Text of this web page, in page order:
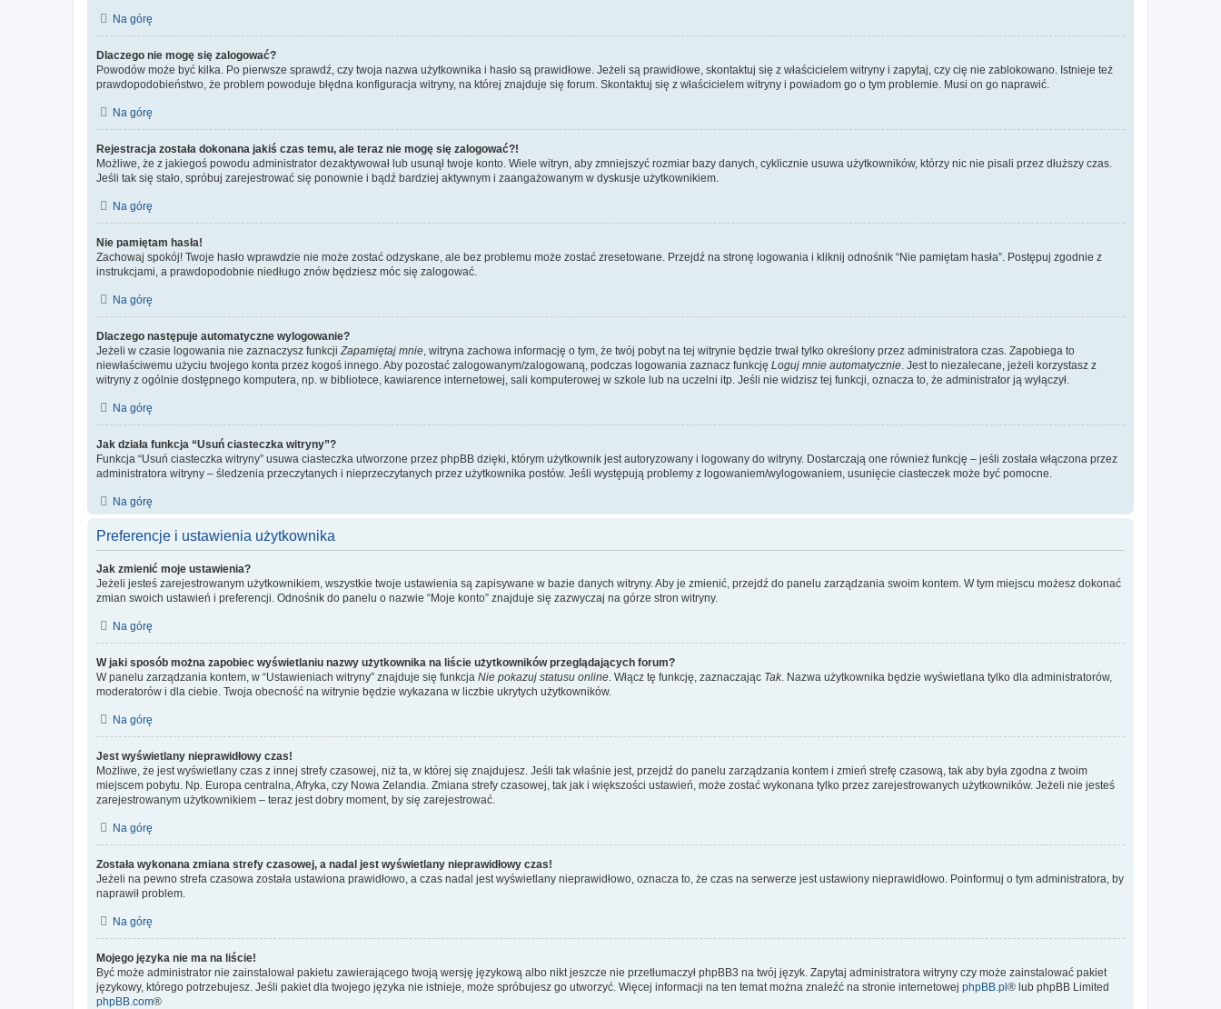
Na górę
Dlaczego nie mogę się zalogować?
Powodów może być kilka. Po pierwsze sprawdź, czy twoja nazwa użytkownika i hasło są prawidłowe. Jeżeli są prawidłowe, skontaktuj się z właścicielem witryny i zapytaj, czy cię nie zablokowano. Istnieje też
prawdopodobieństwo, że problem powoduje błędna konfiguracja witryny, na której znajduje się forum. Skontaktuj się z właścicielem witryny i powiadom go o tym problemie. Musi on go naprawić.
Na górę
Rejestracja została dokonana jakiś czas temu, ale teraz nie mogę się zalogować?!
Możliwe, że z jakiegoś powodu administrator dezaktywował lub usunął twoje konto. Wiele witryn, aby zmniejszyć rozmiar bazy danych, cyklicznie usuwa użytkowników, którzy nic nie pisali przez dłuższy czas.
Jeśli tak się stało, spróbuj zarejestrować się ponownie i bądź bardziej aktywnym i zaangażowanym w dyskusje użytkownikiem.
Na górę
Nie pamiętam hasła!
Zachowaj spokój! Twoje hasło wprawdzie nie może zostać odzyskane, ale bez problemu może zostać zresetowane. Przejdź na stronę logowania i kliknij odnośnik “Nie pamiętam hasła”. Postępuj zgodnie z
instrukcjami, a prawdopodobnie niedługo znów będziesz móc się zalogować.
Na górę
Dlaczego następuje automatyczne wylogowanie?
Jeżeli w czasie logowania nie zaznaczysz funkcji Zapamiętaj mnie , witryna zachowa informację o tym, że twój pobyt na tej witrynie będzie trwał tylko określony przez administratora czas. Zapobiega to
niewłaściwemu użyciu twojego konta przez kogoś innego. Aby pozostać zalogowanym/zalogowaną, podczas logowania zaznacz funkcję Loguj mnie automatycznie . Jest to niezalecane, jeżeli korzystasz z
witryny z ogólnie dostępnego komputera, np. w bibliotece, kawiarence internetowej, sali komputerowej w szkole lub na uczelni itp. Jeśli nie widzisz tej funkcji, oznacza to, że administrator ją wyłączył.
Na górę
Jak działa funkcja “Usuń ciasteczka witryny”?
Funkcja “Usuń ciasteczka witryny” usuwa ciasteczka utworzone przez phpBB dzięki, którym użytkownik jest autoryzowany i logowany do witryny. Dostarczają one również funkcję – jeśli została włączona przez
administratora witryny – śledzenia przeczytanych i nieprzeczytanych przez użytkownika postów. Jeśli występują problemy z logowaniem/wylogowaniem, usunięcie ciasteczek może być pomocne.
Na górę
Preferencje i ustawienia użytkownika
Jak zmienić moje ustawienia?
Jeżeli jesteś zarejestrowanym użytkownikiem, wszystkie twoje ustawienia są zapisywane w bazie danych witryny. Aby je zmienić, przejdź do panelu zarządzania swoim kontem. W tym miejscu możesz dokonać
zmian swoich ustawień i preferencji. Odnośnik do panelu o nazwie “Moje konto” znajduje się zazwyczaj na górze stron witryny.
Na górę
W jaki sposób można zapobiec wyświetlaniu nazwy użytkownika na liście użytkowników przeglądających forum?
W panelu zarządzania kontem, w “Ustawieniach witryny” znajduje się funkcja Nie pokazuj statusu online . Włącz tę funkcję, zaznaczając Tak. Nazwa użytkownika będzie wyświetlana tylko dla administratorów,
moderatorów i dla ciebie. Twoja obecność na witrynie będzie wykazana w liczbie ukrytych użytkowników.
Na górę
Jest wyświetlany nieprawidłowy czas!
Możliwe, że jest wyświetlany czas z innej strefy czasowej, niż ta, w której się znajdujesz. Jeśli tak właśnie jest, przejdź do panelu zarządzania kontem i zmień strefę czasową, tak aby była zgodna z twoim
miejscem pobytu. Np. Europa centralna, Afryka, czy Nowa Zelandia. Zmiana strefy czasowej, tak jak i większości ustawień, może zostać wykonana tylko przez zarejestrowanych użytkowników. Jeżeli nie jesteś
zarejestrowanym użytkownikiem – teraz jest dobry moment, by się zarejestrować.
Na górę
Została wykonana zmiana strefy czasowej, a nadal jest wyświetlany nieprawidłowy czas!
Jeżeli na pewno strefa czasowa została ustawiona prawidłowo, a czas nadal jest wyświetlany nieprawidłowo, oznacza to, że czas na serwerze jest ustawiony nieprawidłowo. Poinformuj o tym administratora, by
naprawił problem.
Na górę
Mojego języka nie ma na liście!
Być może administrator nie zainstalował pakietu zawierającego twoją wersję językową albo nikt jeszcze nie przetłumaczył phpBB3 na twój język. Zapytaj administratora witryny czy może zainstalować pakiet
językowy, którego potrzebujesz. Jeśli pakiet dla twojego języka nie istnieje, może spróbujesz go utworzyć. Więcej informacji na ten temat można znaleźć na stronie internetowej phpBB.pl® lub phpBB Limited
phpBB.com®